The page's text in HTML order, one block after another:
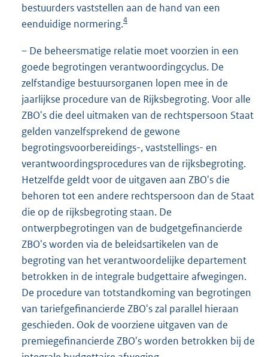
bestuurders vaststellen aan de hand van een
eenduidige normering.4
– De beheersmatige relatie moet voorzien in een
goede begrotingen verantwoordingcyclus. De
zelfstandige bestuursorganen lopen mee in de
jaarlijkse procedure van de Rijksbegroting. Voor alle
ZBO's die deel uitmaken van de rechtspersoon Staat
gelden vanzelfsprekend de gewone
begrotingsvoorbereidings-, vaststellings- en
verantwoordingsprocedures van de rijksbegroting.
Hetzelfde geldt voor de uitgaven aan ZBO's die
behoren tot een andere rechtspersoon dan de Staat
die op de rijksbegroting staan. De
ontwerpbegrotingen van de budgetgefinancierde
ZBO's worden via de beleidsartikelen van de
begroting van het verantwoordelijke departement
betrokken in de integrale budgettaire afwegingen.
De procedure van totstandkoming van begrotingen
van tariefgefinancierde ZBO's zal parallel hieraan
geschieden. Ook de voorziene uitgaven van de
premiegefinancierde ZBO's worden betrokken bij de